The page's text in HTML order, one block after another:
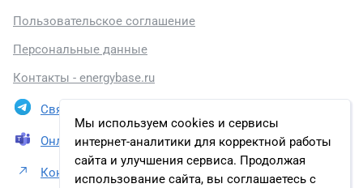
Мы используем cookies и сервисы
интернет-аналитики для корректной работы
сайта и улучшения сервиса. Продолжая
использование сайта, вы соглашаетесь с
Пользовательское соглашение
Персональные данные
Контакты - energybase.ru
Связаться в Telegram
Онлайн презентация
Контакты Филиал «Ярэнерго»